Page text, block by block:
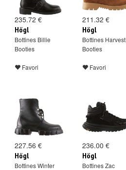
235.72 €
Högl
Bottines Billie
Booties
Favori
211.32 €
Högl
Bottines Harvest
Booties
Favori
227.56 €
Högl
Bottines Winter
236.00 €
Högl
Bottines Zac